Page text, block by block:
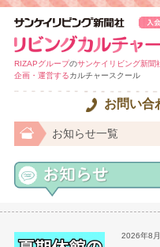
RIZAPグループのサンケイリビング新聞
企画・運営するカルチャースクール
お問い合
お知らせ一覧
2026年8